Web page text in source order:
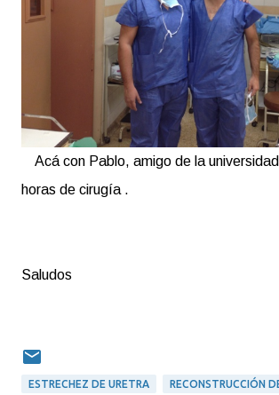
Acá con Pablo, amigo de la
horas de cirugía .
Saludos
ESTRECHEZ DE URETRA RECONSTRUCCIÓN